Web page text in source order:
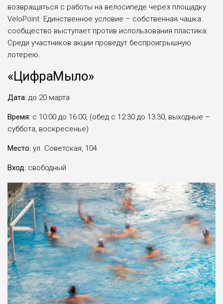
возвращаться с работы на велосипеде через площадку
VeloPoint. Единственное условие – собственная чашка:
сообщество выступает против использования пластика.
Среди участников акции проведут беспроигрышную
лотерею.
«ЦифраМыло»
Дата: до 20 марта
Время: с 10:00 до 16:00, (обед с 12:30 до 13:30, выходные –
суббота, воскресенье)
Место: ул. Советская, 104
Вход: свободный